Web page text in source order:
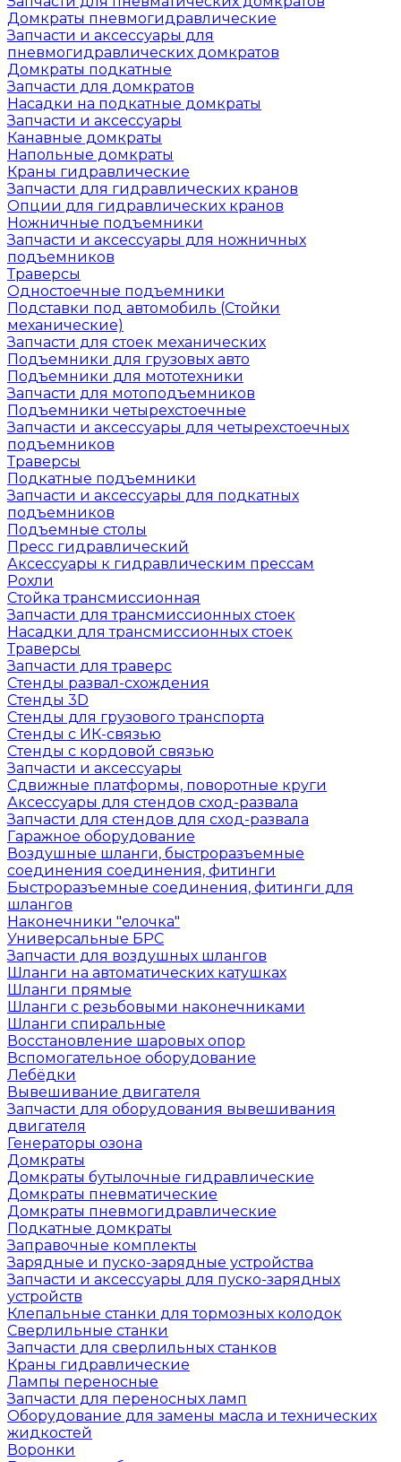
Домкраты пневмогидравлические
Запчасти и аксессуары для
пневмогидравлических домкратов
Домкраты подкатные
Запчасти для домкратов
Насадки на подкатные домкраты
Запчасти и аксессуары
Канавные домкраты
Напольные домкраты
Краны гидравлические
Запчасти для гидравлических кранов
Опции для гидравлических кранов
Ножничные подъемники
Запчасти и аксессуары для ножничных
подъемников
Траверсы
Одностоечные подъемники
Подставки под автомобиль (Стойки
механические)
Запчасти для стоек механических
Подъемники для грузовых авто
Подъемники для мототехники
Запчасти для мотоподъемников
Подъемники четырехстоечные
Запчасти и аксессуары для четырехстоечных
подъемников
Траверсы
Подкатные подъемники
Запчасти и аксессуары для подкатных
подъемников
Подъемные столы
Пресс гидравлический
Аксессуары к гидравлическим прессам
Рохли
Стойка трансмиссионная
Запчасти для трансмиссионных стоек
Насадки для трансмиссионных стоек
Траверсы
Запчасти для траверс
Стенды развал-схождения
Стенды 3D
Стенды для грузового транспорта
Стенды с ИК-связью
Стенды с кордовой связью
Запчасти и аксессуары
Сдвижные платформы, поворотные круги
Аксессуары для стендов сход-развала
Запчасти для стендов для сход-развала
Гаражное оборудование
Воздушные шланги, быстроразъемные
соединения соединения, фитинги
Быстроразъемные соединения, фитинги для
шлангов
Наконечники "елочка"
Универсальные БРС
Запчасти для воздушных шлангов
Шланги на автоматических катушках
Шланги прямые
Шланги с резьбовыми наконечниками
Шланги спиральные
Восстановление шаровых опор
Вспомогательное оборудование
Лебёдки
Вывешивание двигателя
Запчасти для оборудования вывешивания
двигателя
Генераторы озона
Домкраты
Домкраты бутылочные гидравлические
Домкраты пневматические
Домкраты пневмогидравлические
Подкатные домкраты
Заправочные комплекты
Зарядные и пуско-зарядные устройства
Запчасти и аксессуары для пуско-зарядных
устройств
Клепальные станки для тормозных колодок
Сверлильные станки
Запчасти для сверлильных станков
Краны гидравлические
Лампы переносные
Запчасти для переносных ламп
Оборудование для замены масла и технических
жидкостей
Воронки